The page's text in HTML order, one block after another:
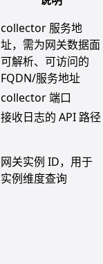
collector 服务地
址，需为网关数据面
可解析、可访问的
FQDN/服务地址
collector 端口
接收日志的 API 路径
网关实例 ID，用于
实例维度查询